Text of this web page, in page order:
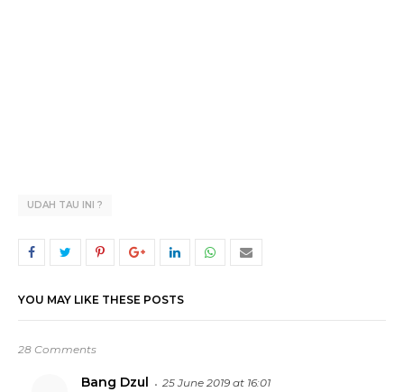
UDAH TAU INI ?
YOU MAY LIKE THESE POSTS
28 Comments
Bang Dzul 25 June 2019 at 16:01